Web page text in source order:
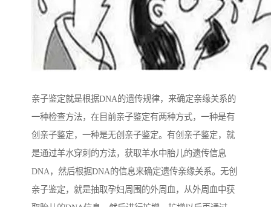
亲子鉴定就是根据DNA的遗传规律，来确定亲缘关系的
一种检查方法，在目前亲子鉴定有两种方式，一种是有
创亲子鉴定，一种是无创亲子鉴定。有创亲子鉴定，就
是通过羊水穿刺的方法，获取羊水中胎儿的遗传信息
DNA，然后根据DNA的信息来确定遗传亲缘关系。无创
亲子鉴定，就是抽取孕妇周围的外周血，从外周血中获